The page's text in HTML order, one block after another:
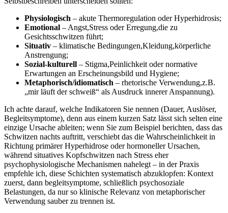
Physiologisch – akute Thermoregulation oder⁤ Hyperhidrosis;
Emotional – Angst,Stress oder Erregung,die zu
Gesichtsschwitzen führt;
Situativ – klimatische Bedingungen,Kleidung,körperliche
Anstrengung;
Sozial-kulturell – Stigma,Peinlichkeit oder normative
⁢Erwartungen an Erscheinungsbild und Hygiene;
Metaphorisch/idiomatisch – rhetorische Verwendung,z.B.
„mir ‌läuft der schweiß“ als Ausdruck innerer Anspannung).
Ich achte darauf, welche Indikatoren Sie nennen (Dauer, Auslöser,
Begleitsymptome), denn aus einem kurzen Satz lässt sich selten eine
einzige Ursache ableiten; wenn⁣ Sie zum Beispiel berichten, dass das
Schwitzen nachts auftritt, verschiebt das die​ Wahrscheinlichkeit in
Richtung primärer Hyperhidrose oder hormoneller Ursachen,
während situatives Kopfschwitzen nach Stress eher
psychophysiologische ⁣Mechanismen ‍nahelegt⁤ – in der​ Praxis
empfehle ich, diese Schichten systematisch abzuklopfen: Kontext
zuerst, dann begleitsymptome, schließlich psychosoziale
Belastungen, da nur so ‍klinische Relevanz von metaphorischer
Verwendung sauber zu trennen ist.